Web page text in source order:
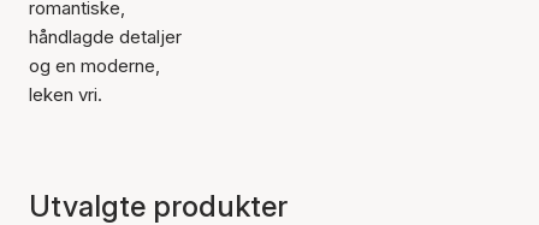
romantiske,
håndlagde detaljer
og en moderne,
leken vri.
Utvalgte produkter